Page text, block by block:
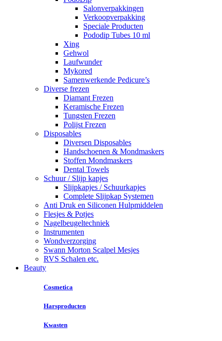
Salonverpakkingen
Verkoopverpakking
Speciale Producten
Pododip Tubes 10 ml
Xing
Gehwol
Laufwunder
Mykored
Samenwerkende Pedicure’s
Diverse frezen
Diamant Frezen
Keramische Frezen
Tungsten Frezen
Polijst Frezen
Disposables
Diversen Disposables
Handschoenen & Mondmaskers
Stoffen Mondmaskers
Dental Towels
Schuur / Slijp kapjes
Slijpkapjes / Schuurkapjes
Complete Slijpkap Systemen
Anti Druk en Siliconen Hulpmiddelen
Flesjes & Potjes
Nagelbeugeltechniek
Instrumenten
Wondverzorging
Swann Morton Scalpel Mesjes
RVS Schalen etc.
Beauty
Cosmetica
Harsproducten
Kwasten